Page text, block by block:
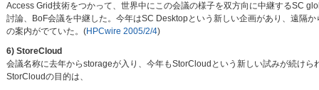
Access Grid技術をつかって、世界中にこの会議の様子を双方向に中継するSC
討論、BoF会議を中継した。今年はSC Desktopという新しい企画があり、遠隔
の案内がでていた。(HPCwire 2005/2/4)
6) StoreCloud
会議名称に去年からstorageが入り、今年もStorCloudという新しい試みが続け
StorCloudの目的は、